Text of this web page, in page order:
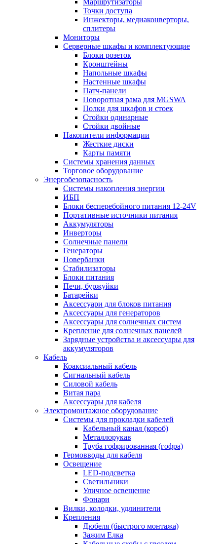
Маршрутизаторы
Точки доступа
Инжекторы, медиаконверторы,
сплитеры
Мониторы
Серверные шкафы и комплектующие
Блоки розеток
Кронштейны
Напольные шкафы
Настенные шкафы
Патч-панели
Поворотная рама для MGSWA
Полки для шкафов и стоек
Стойки одинарные
Стойки двойные
Накопители информации
Жесткие диски
Карты памяти
Системы хранения данных
Торговое оборудование
Энергобезопасность
Системы накопления энергии
ИБП
Блоки бесперебойного питания 12-24V
Портативные источники питания
Аккумуляторы
Инверторы
Солнечные панели
Генераторы
Повербанки
Стабилизаторы
Блоки питания
Печи, буржуйки
Батарейки
Аксессуари для блоков питания
Аксессуары для генераторов
Аксессуары для солнечных систем
Крепление для солнечных панелей
Зарядные устройства и аксессуары для
аккумуляторов
Кабель
Коаксиальный кабель
Сигнальный кабель
Силовой кабель
Витая пара
Аксессуары для кабеля
Электромонтажное оборудование
Системы для прокладки кабелей
Кабельный канал (короб)
Металлорукав
Труба гофрированная (гофра)
Гермовводы для кабеля
Освещение
LED-подсветка
Светильники
Уличное освещение
Фонари
Вилки, колодки, удлинители
Крепления
Дюбеля (быстрого монтажа)
Зажим Елка